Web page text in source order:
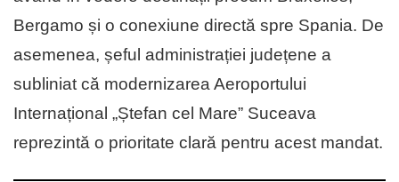
Bergamo și o conexiune directă spre Spania. De
asemenea, șeful administrației județene a
subliniat că modernizarea Aeroportului
Internațional „Ștefan cel Mare” Suceava
reprezintă o prioritate clară pentru acest mandat.